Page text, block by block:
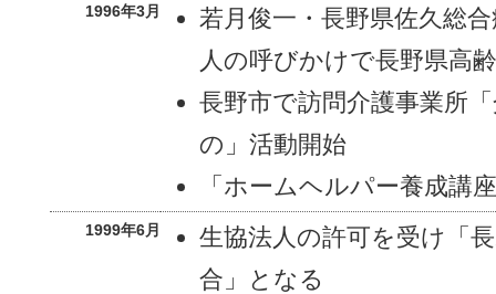
1996年3月
若月俊一・長野県佐久総
人の呼びかけで長野県高
長野市で訪問介護事業所
の」活動開始
「ホームヘルパー養成講
1999年6月
生協法人の許可を受け「
合」となる